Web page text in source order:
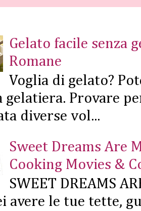
Gelato facile senza
Romane
Voglia di gelato?
gelatiera. Provare
diverse vol...
Sweet Dreams Are
Cooking Movies &
SWEET DREAMS
avere le tue tette,